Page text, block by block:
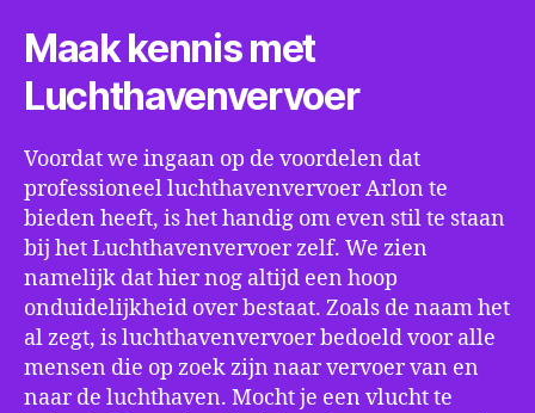
Maak kennis met
Luchthavenvervoer
Voordat we ingaan op de voordelen dat
professioneel luchthavenvervoer Arlon te
bieden heeft, is het handig om even stil te staan
bij het Luchthavenvervoer zelf. We zien
namelijk dat hier nog altijd een hoop
onduidelijkheid over bestaat. Zoals de naam het
al zegt, is luchthavenvervoer bedoeld voor alle
mensen die op zoek zijn naar vervoer van en
naar de luchthaven. Mocht je een vlucht te